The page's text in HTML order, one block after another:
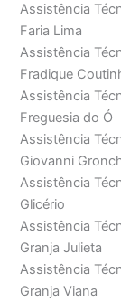
Assistência
Faria Lima
Assistência
Fradique
Assistência
Freguesia do Ó
Assistência
Giovanni
Assistência
Glicério
Assistência
Granja Julieta
Assistência
Granja Viana